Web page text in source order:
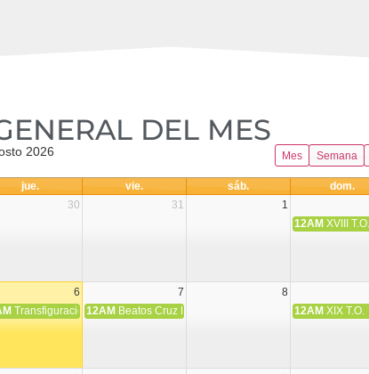
DEL MES​
Mes Semana
2026
jue. vie. sáb.
dom.
30 31 1
12AM XVIII T.O.
6 7 8
Transfiguración del Señor
12AM Beatos Cruz Laplana, obispo, y Fernando Español,
12AM XIX T.O.